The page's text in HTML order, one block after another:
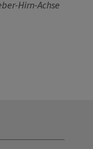
Hirn-Achse